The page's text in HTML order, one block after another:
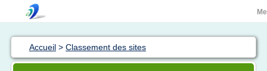
Accueil > Classement des sites